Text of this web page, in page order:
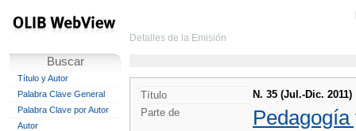
Buscar
Título y Autor
Palabra Clave General
Palabra Clave por Autor
Autor
Detalles de la Emisión
Título
N. 35 (Jul.-Dic. 2011)
Parte de